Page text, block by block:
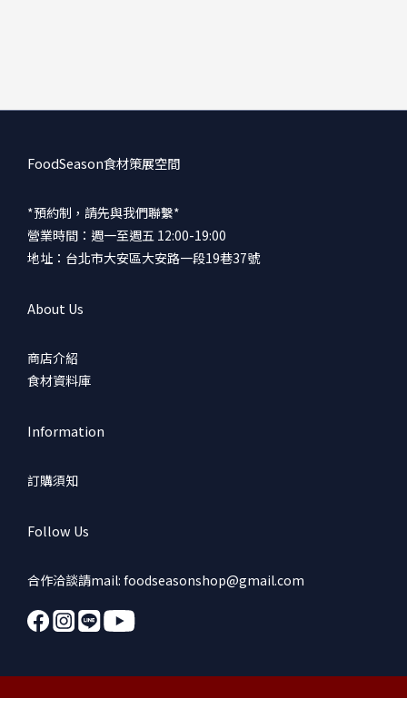
FoodSeason食材策展空間
*預約制，請先與我們聯繫*
營業時間：週一至週五 12:00-19:00
地址：台北市大安區大安路一段19巷37號
About Us
商店介紹
食材資料庫
Information
訂購須知
Follow Us
合作洽談請mail: foodseasonshop@gmail.com